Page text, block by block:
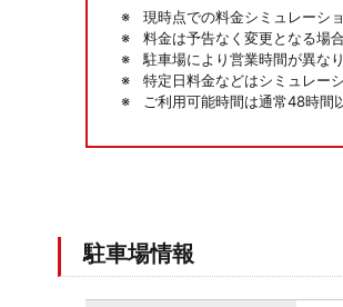
現時点での料金シミュレーシ
料金は予告なく変更となる場
駐車場により営業時間が異な
特定日料金などはシミュレー
ご利用可能時間は通常48時間
駐車場情報